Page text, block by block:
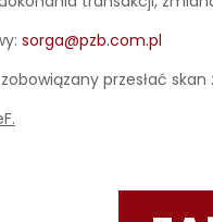
sorga@pzb.com.pl
przesłać